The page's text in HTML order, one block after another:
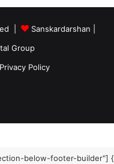
| Sanskardarshan
Group
Privacy Policy
below-footer-builder"] {